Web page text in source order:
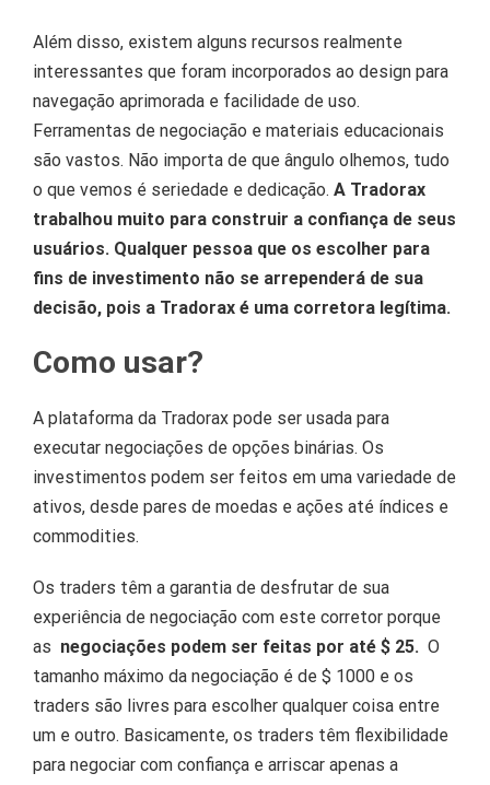
Além disso, existem alguns recursos realmente
interessantes que foram incorporados ao design para
navegação aprimorada e facilidade de uso.
Ferramentas de negociação e materiais educacionais
são vastos. Não importa de que ângulo olhemos, tudo
o que vemos é seriedade e dedicação. A Tradorax
trabalhou muito para construir a confiança de seus
usuários. Qualquer pessoa que os escolher para
fins de investimento não se arrependerá de sua
decisão, pois a Tradorax é uma corretora legítima.
Como usar?
A plataforma da Tradorax pode ser usada para
executar negociações de opções binárias. Os
investimentos podem ser feitos em uma variedade de
ativos, desde pares de moedas e ações até índices e
commodities.
Os traders têm a garantia de desfrutar de sua
experiência de negociação com este corretor porque
as negociações podem ser feitas por até $ 25. O
tamanho máximo da negociação é de $ 1000 e os
traders são livres para escolher qualquer coisa entre
um e outro. Basicamente, os traders têm flexibilidade
para negociar com confiança e arriscar apenas a